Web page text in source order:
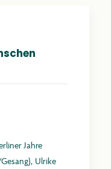
Jahre
Ulrike